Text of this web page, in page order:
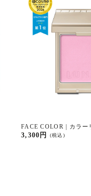
FACE COLOR | カラ
(税込)
3,300円